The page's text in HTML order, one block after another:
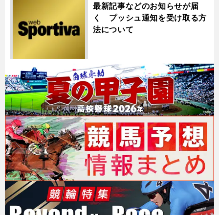
最新記事などのお知らせが届
く プッシュ通知を受け取る方
法について